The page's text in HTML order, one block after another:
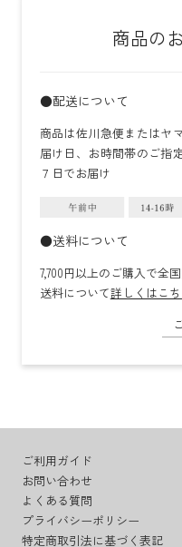
商品の
●配送について
商品は佐川急便またはヤ
届け日、お時間帯のご指
７日でお届け
●送料について
7,700円以上のご購入で全国
送料について詳しくはこ
ご利用ガイド
お問い合わせ
よくある質問
プライバシーポリシー
特定商取引法に基づく表記